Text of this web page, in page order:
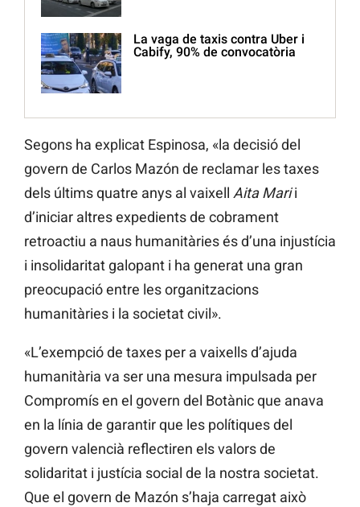
La vaga de taxis contra Uber i
Cabify, 90% de convocatòria
Segons ha explicat Espinosa, «la decisió del
govern de Carlos Mazón de reclamar les taxes
dels últims quatre anys al vaixell Aita Marii
d’iniciar altres expedients de cobrament
retroactiu a naus humanitàries és d’una injustícia
i insolidaritat galopant i ha generat una gran
preocupació entre les organitzacions
humanitàries i la societat civil».
«L’exempció de taxes per a vaixells d’ajuda
humanitària va ser una mesura impulsada per
Compromís en el govern del Botànic que anava
en la línia de garantir que les polítiques del
govern valencià reflectiren els valors de
solidaritat i justícia social de la nostra societat.
Que el govern de Mazón s’haja carregat això